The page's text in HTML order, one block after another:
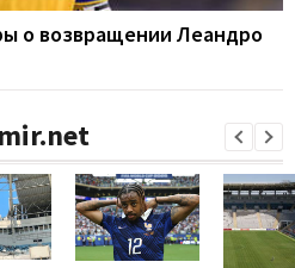
о возвращении Леандро